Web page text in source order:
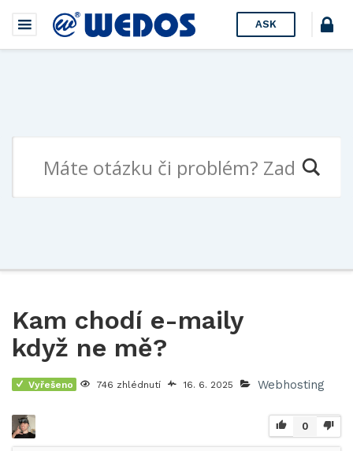
ASK
Kam chodí e-maily
když ne mě?
Vyřešeno 746 zhlédnutí 16. 6. 2025 Webhosting
0